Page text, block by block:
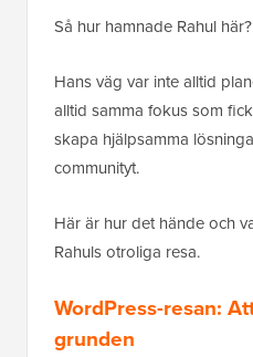
Så hur hamnade Rahul här?
Hans väg var inte alltid
alltid samma fokus som
skapa hjälpsamma
communityt.
Här är hur det hände och
Rahuls otroliga resa.
WordPress-resan:
grunden